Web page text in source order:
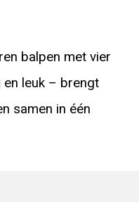
balpen met vier
leuk – brengt
samen in één